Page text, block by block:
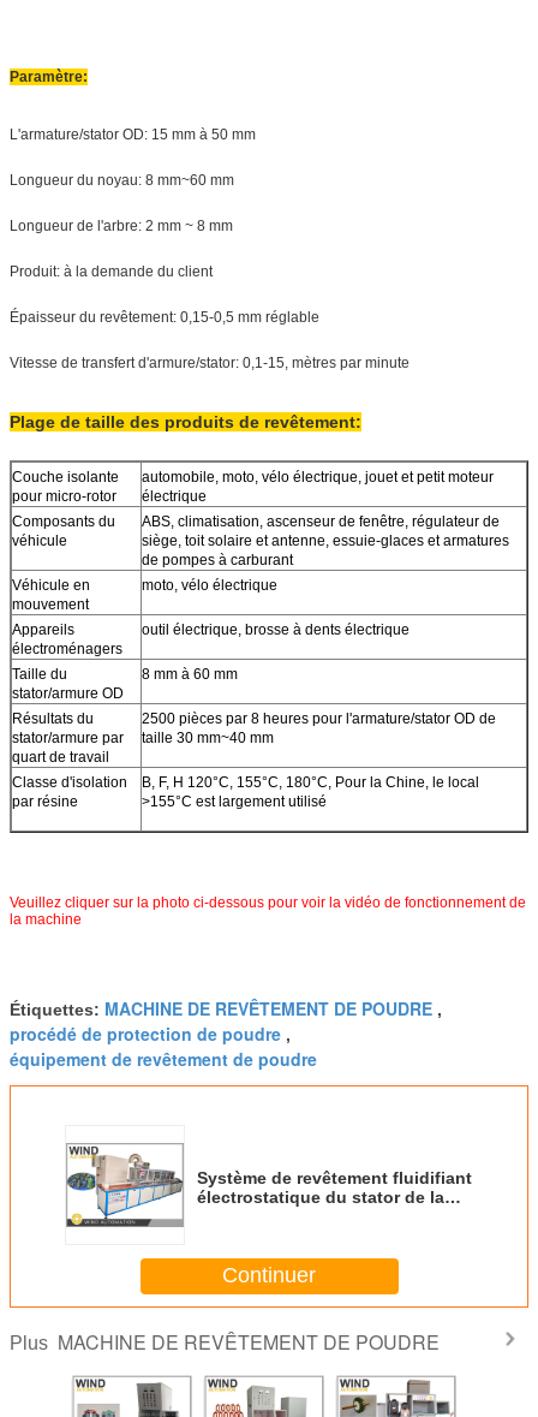
Paramètre:
L'armature/stator OD: 15 mm à 50 mm
Longueur du noyau: 8 mm~60 mm
Longueur de l'arbre: 2 mm ~ 8 mm
Produit: à la demande du client
Épaisseur du revêtement: 0,15-0,5 mm réglable
Vitesse de transfert d'armure/stator: 0,1-15, mètres par minute
Plage de taille des produits de revêtement:
Couche isolante
pour micro-rotor
automobile, moto, vélo électrique, jouet et petit moteur
électrique
Composants du
véhicule
ABS, climatisation, ascenseur de fenêtre, régulateur de
siège, toit solaire et antenne, essuie-glaces et armatures
de pompes à carburant
Véhicule en
mouvement
moto, vélo électrique
Appareils
électroménagers
outil électrique, brosse à dents électrique
Taille du
stator/armure OD
8 mm à 60 mm
Résultats du
stator/armure par
quart de travail
2500 pièces par 8 heures pour l'armature/stator OD de
taille 30 mm~40 mm
Classe d'isolation
par résine
B, F, H 120°C, 155°C, 180°C, Pour la Chine, le local
>155°C est largement utilisé
Veuillez cliquer sur la photo ci-dessous pour voir la vidéo de fonctionnement de
la machine
Étiquettes: MACHINE DE REVÊTEMENT DE POUDRE ,
procédé de protection de poudre ,
équipement de revêtement de poudre
Système de revêtement fluidifiant
électrostatique du stator de la
Continuer
Plus MACHINE DE REVÊTEMENT DE POUDRE